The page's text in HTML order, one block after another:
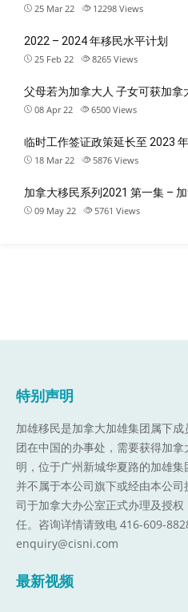
25 Mar 22 12298 Views
2022 – 2024 年移民水平计划
25 Feb 22 8265 Views
父母若为加拿大人 子女可获加拿
08 Apr 22 6500 Views
临时工作签证政策延长至 2023
18 Mar 22 5876 Views
加拿大移民系列2021 第一集 –
09 May 22 5761 Views
特别声明
加雄移民是加拿大加雄集团属下成
团在中国的办事处，需要获得加
明，位于广州新城华夏路的加雄集
并不属于本公司旗下或经由本公
司于加拿大办公室正式办理及授
任。咨询详情请致电 416-609-
enquiry@cisni.com
最新视频